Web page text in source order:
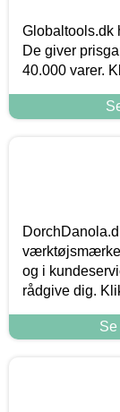
Globaltools.dk
De giver
40.000 varer.
og i
rådgive dig.